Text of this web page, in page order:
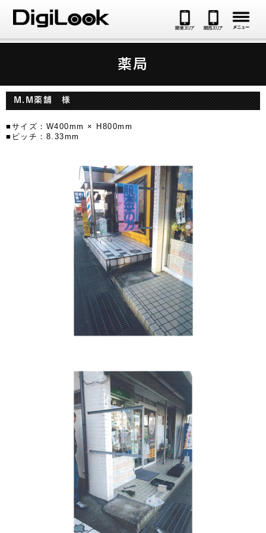
薬局
M.M薬舗 様
■サイズ：W400mm × H800mm
■ピッチ：8.33mm